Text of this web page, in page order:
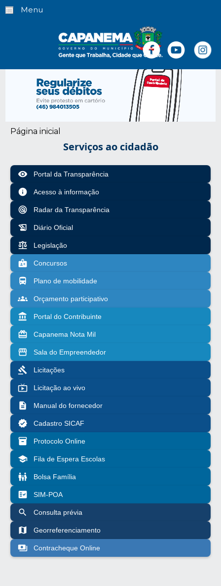
Menu
Página inicial
Serviços ao cidadão
visibility Portal da Transparência
info Acesso à informação
radar Radar da Transparência
history_edu Diário Oficial
balance Legislação
badge Concursos
directions_bus Plano de mobilidade
groups Orçamento participativo
account_balance Portal do Contribuinte
redeem Capanema Nota Mil
storefront Sala do Empreendedor
gavel Licitações
live_tv Licitação ao vivo
description Manual do fornecedor
verified Cadastro SICAF
inventory_2 Protocolo Online
school Fila de Espera Escolas
family_restroom Bolsa Família
fact_check SIM-POA
search Consulta prévia
map Georreferenciamento
payments Contracheque Online